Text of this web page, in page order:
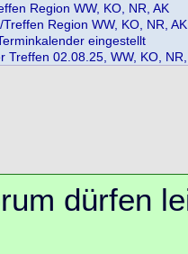
Region WW, KO, NR, AK
Region WW, KO, NR, AK
eingestellt
Treffen 02.08.25, WW, KO,
dürfen